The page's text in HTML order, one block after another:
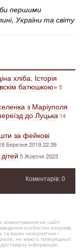
першими
України та світу
хліба. Історія
батюшкою» 5
з Маріуполя
до Луцька 14
за фейкові
Березня 2019 22:39
5 Жовтня 2023
Коментарів: 0
на сайті
особистих рахунків,
інших некоректних і
не мають попередньої
інформацію.